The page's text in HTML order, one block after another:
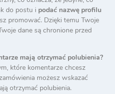
do postu i podać nazwę profilu
promować. Dzięki temu Twoje
dane są chronione przed
mają otrzymać polubienia?
które komentarze chcesz
możesz wskazać
otrzymać polubienia.